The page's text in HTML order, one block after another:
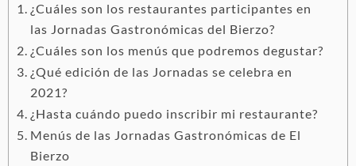
¿Cuáles son los restaurantes participantes en
las Jornadas Gastronómicas del Bierzo?
¿Cuáles son los menús que podremos degustar?
¿Qué edición de las Jornadas se celebra en
2021?
¿Hasta cuándo puedo inscribir mi restaurante?
Menús de las Jornadas Gastronómicas de El
Bierzo